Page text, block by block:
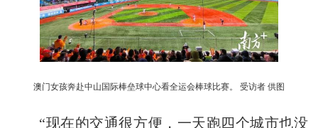
澳门女孩奔赴中山国际棒垒球中心看全运会棒球比赛。 受访者 供图
“现在的交通很方便，一天跑四个城市也没